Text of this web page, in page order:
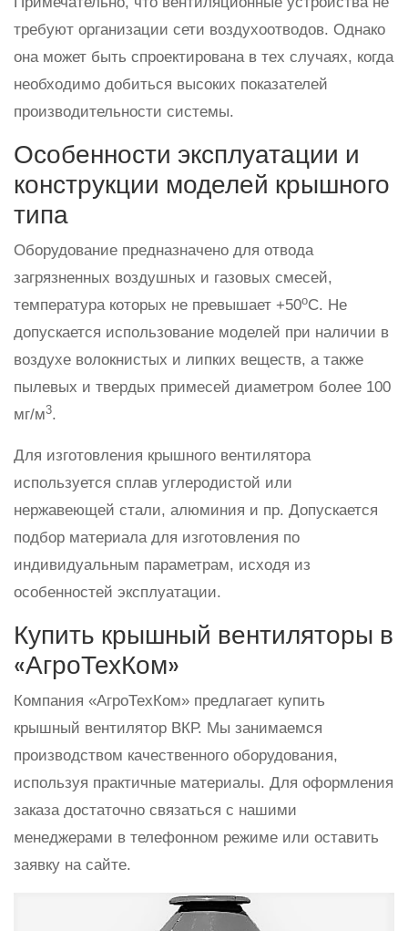
требуют организации сети воздухоотводов. Однако
она может быть спроектирована в тех случаях, когда
необходимо добиться высоких показателей
производительности системы.
Особенности эксплуатации и
конструкции моделей крышного
типа
Оборудование предназначено для отвода
загрязненных воздушных и газовых смесей,
температура которых не превышает +50оС. Не
допускается использование моделей при наличии в
воздухе волокнистых и липких веществ, а также
пылевых и твердых примесей диаметром более 100
мг/м3.
Для изготовления крышного вентилятора
используется сплав углеродистой или
нержавеющей стали, алюминия и пр. Допускается
подбор материала для изготовления по
индивидуальным параметрам, исходя из
особенностей эксплуатации.
Купить крышный вентиляторы в
«АгроТехКом»
Компания «АгроТехКом» предлагает купить
крышный вентилятор ВКР. Мы занимаемся
производством качественного оборудования,
используя практичные материалы. Для оформления
заказа достаточно связаться с нашими
менеджерами в телефонном режиме или оставить
заявку на сайте.